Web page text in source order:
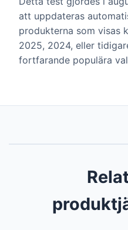
att uppdateras
produkterna som visas
2025, 2024, eller
fortfarande populära